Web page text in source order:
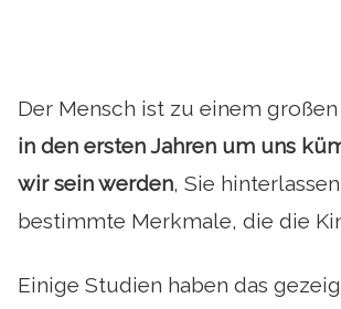
Der Mensch ist zu einem
in den ersten Jahren um uns
wir sein werden, Sie
bestimmte Merkmale, die die
Einige Studien haben das